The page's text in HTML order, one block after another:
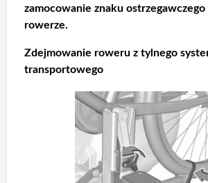
zamocowanie znaku
rowerze.
Zdejmowanie roweru z tylnego
transportowego